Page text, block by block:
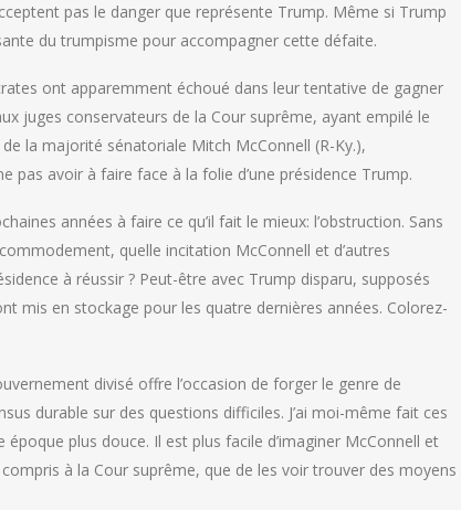
pas le danger que représente Trump. Même si Trump
du trumpisme pour accompagner cette défaite.
ont apparemment échoué dans leur tentative de gagner
juges conservateurs de la Cour suprême, ayant empilé le
la majorité sénatoriale Mitch McConnell (R-Ky.),
avoir à faire face à la folie d’une présidence Trump.
années à faire ce qu’il fait le mieux: l’obstruction. Sans
quelle incitation McConnell et d’autres
à réussir ? Peut-être avec Trump disparu, supposés
mis en stockage pour les quatre dernières années. Colorez-
divisé offre l’occasion de forger le genre de
durable sur des questions difficiles. J’ai moi-même fait ces
plus douce. Il est plus facile d’imaginer McConnell et
à la Cour suprême, que de les voir trouver des moyens